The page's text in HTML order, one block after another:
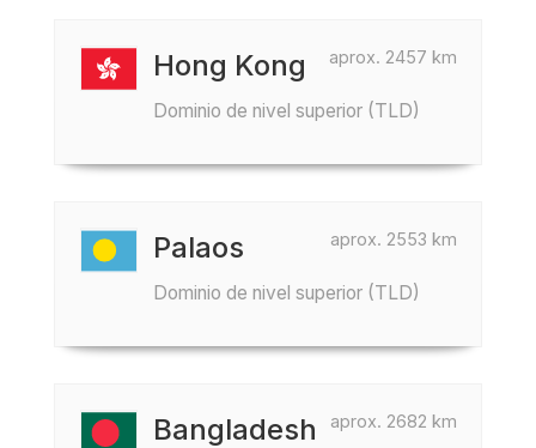
aprox. 2457 km
Hong Kong
Dominio de nivel superior (TLD)
aprox. 2553 km
Palaos
Dominio de nivel superior (TLD)
aprox. 2682 km
Bangladesh